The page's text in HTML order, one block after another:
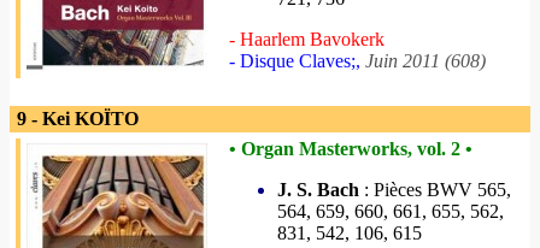
- Haarlem Bavokerk
- Disque Claves;, Juin 2011 (608)
9 - Kei KOÏTO
• Organ Masterworks, vol. 2 •
J. S. Bach : Pièces BWV 565,
564, 659, 660, 661, 655, 562,
831, 542, 106, 615